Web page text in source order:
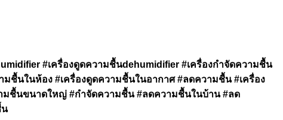
#เครื่องดูดความชื้นdehumidifier #เครื่องกำจัดความชื้น
ชื้นในห้อง #เครื่องดูดความชื้นในอากาศ #ลดความชื้น #เครื่อง
มชื้นขนาดใหญ่ #กำจัดความชื้น #ลดความชื้นในบ้าน #ลด